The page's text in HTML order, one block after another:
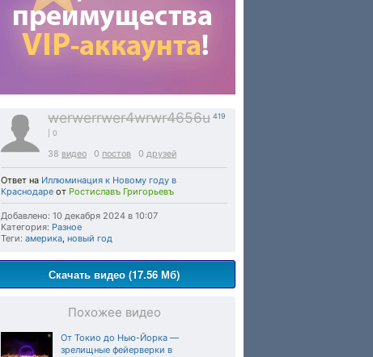
werwerrwer4wrwr4656u 419
| 0
38 видео 0 постов 0 друзей
Ответ на Иллюминация к Новому году в
Краснодаре от Ростиславъ Григорьевъ
Добавлено: 10 декабря 2024 в 10:07
Категория: Разное
Теги: америка, новый год
Скачать видео (17.56 Мб)
Похожее видео
От Токио до Нью-Йорка —
зрелищные фейерверки в